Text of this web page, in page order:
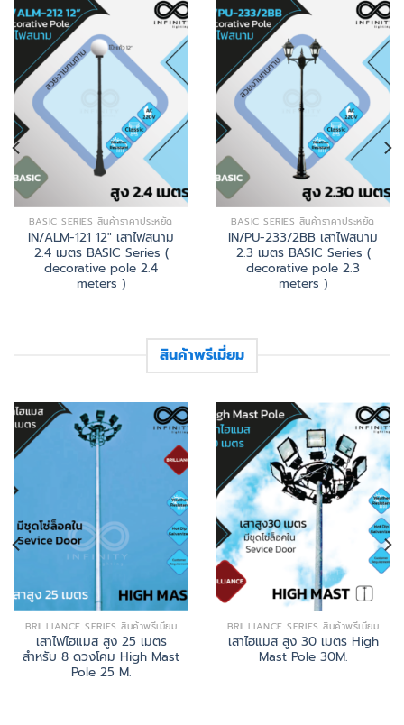
BASIC SERIES สินค้าราคาประหยัด
IN/ALM-121 12″ เสาไฟสนาม
2.4 เมตร BASIC Series (
decorative pole 2.4
meters )
BASIC SERIES สินค้าราคาประหยัด
IN/PU-233/2BB เสาไฟสนาม
2.3 เมตร BASIC Series (
decorative pole 2.3
meters )
สินค้าพรีเมี่ยม
BRILLIANCE SERIES สินค้าพรีเมี่ยม
เสาไฟไฮแมส สูง 25 เมตร
สำหรับ 8 ดวงโคม High Mast
Pole 25 M.
BRILLIANCE SERIES สินค้าพรีเมี่ยม
เสาไฮแมส สูง 30 เมตร High
Mast Pole 30M.